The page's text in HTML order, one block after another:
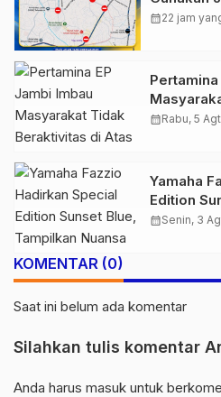
calendar_month22 jam
Atas Jalur
calendar_monthRabu, 5
Yamaha
Edition
Nuansa
calendar_monthSenin, 3
KOMENTAR (0)
Saat ini belum ada komentar
Silahkan tulis komentar
Anda harus masuk untuk